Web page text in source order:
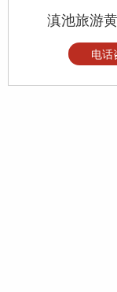
滇池旅游
电话